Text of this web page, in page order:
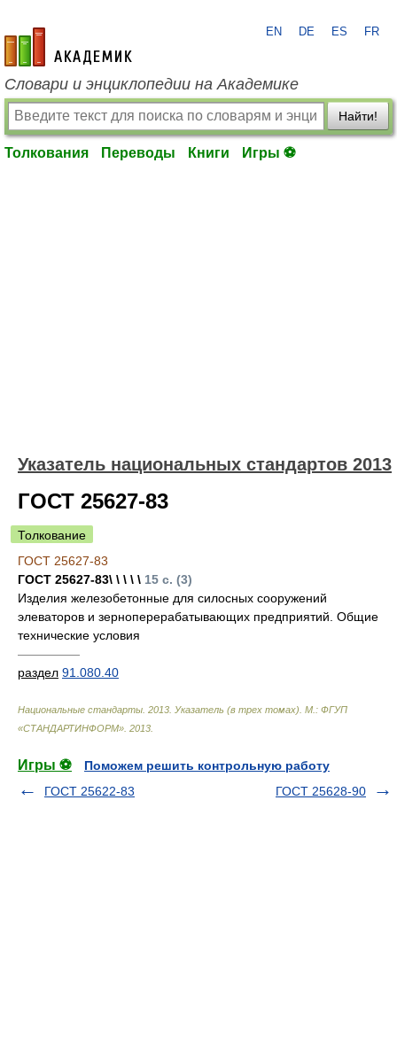
academic.ru
EN DE ES FR
Словари и энциклопедии на Академике
Найти!
Толкования Переводы Книги Игры ⚽
Указатель национальных стандартов 2013
ГОСТ 25627-83
Толкование
ГОСТ 25627-83
ГОСТ 25627-83\ \ \ \ \ 15 с. (3)
Изделия железобетонные для силосных сооружений
элеваторов и зерноперерабатывающих предприятий. Общие
технические условия
—————
раздел 91.080.40
Национальные стандарты. 2013. Указатель (в трех томах). М.: ФГУП
«СТАНДАРТИНФОРМ» 2013
Игры ⚽
Поможем решить контрольную работу
ГОСТ 25622-83
ГОСТ 25628-90